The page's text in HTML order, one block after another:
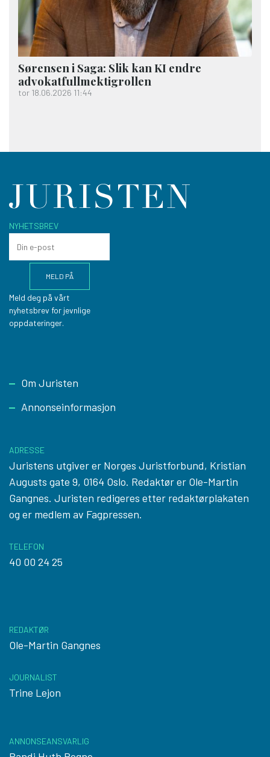
Sørensen i Saga: Slik kan KI endre
advokatfullmektigrollen
tor 18.06.2026 11:44
NYHETSBREV
Meld deg på vårt
nyhetsbrev for jevnlige
oppdateringer.
Footer
Om Juristen
Annonseinformasjon
ADRESSE
Juristens utgiver er Norges Juristforbund, Kristian
Augusts gate 9, 0164 Oslo. Redaktør er Ole-Martin
Gangnes. Juristen redigeres etter redaktørplakaten
og er medlem av Fagpressen.
TELEFON
40 00 24 25
REDAKTØR
Ole-Martin Gangnes
JOURNALIST
Trine Lejon
ANNONSEANSVARLIG